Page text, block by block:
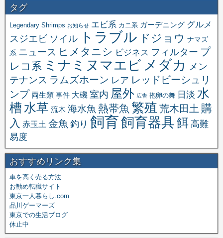
タグ
Legendary Shrimps お知らせ エビ系 カニ系 ガーデニング グルメ
スジエビ ソイル トラブル ドジョウ ナマズ
系 ニュース ヒメタニシ ビジネス フィルター プ
レコ系 ミナミヌマエビ メダカ
メン
テナンス ラムズホーン レア レッドビーシュリ
ンプ 両生類 事件 大磯 室内 屋外 広告 抱卵の舞 日淡 水
槽 水草 流木 海水魚 熱帯魚 繁殖 荒木田土 購
入 赤玉土 金魚 釣り 飼育飼育器具餌 高難
易度
おすすめリンク集
車を高く売る方法
お勧め転職サイト
東京一人暮らし.com
品川ゲーマーズ
東京での生活ブログ
休止中